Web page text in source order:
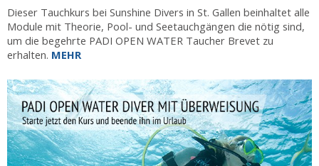
Dieser Tauchkurs bei Sunshine Divers in St. Gallen beinhaltet alle
Module mit Theorie, Pool- und Seetauchgängen die nötig sind,
um die begehrte PADI OPEN WATER Taucher Brevet zu
erhalten. MEHR